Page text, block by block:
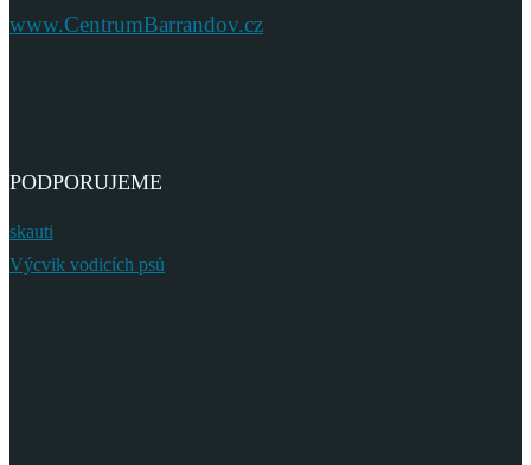
www.CentrumBarrandov.cz
PODPORUJEME
skauti
Výcvik vodicích psů